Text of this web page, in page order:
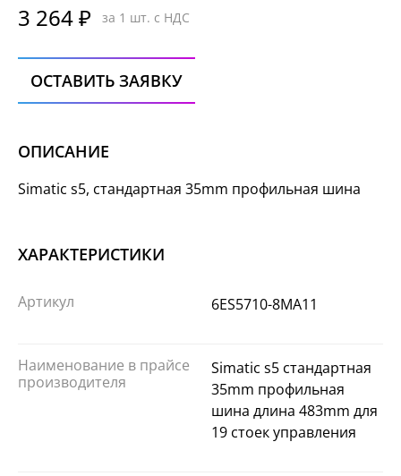
3 264 ₽ за 1 шт. с НДС
ОСТАВИТЬ ЗАЯВКУ
ОПИСАНИЕ
Simatic s5, стандартная 35mm профильная шина
ХАРАКТЕРИСТИКИ
Артикул 6ES5710-8MA11
Наименование в прайсе
производителя
Simatic s5 стандартная
35mm профильная
шина длина 483mm для
19 стоек управления